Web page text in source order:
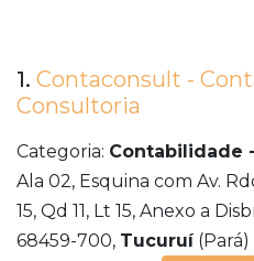
1. Contaconsult -
Consultoria
Categoria: Contabilidade
Ala 02, Esquina com Av.
15, Qd 11, Lt 15, Anexo a
68459-700, Tucuruí(Pará)